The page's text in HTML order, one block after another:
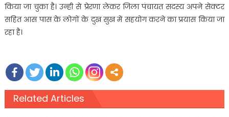
किया जा चुका है। उन्ही से प्रेरणा लेकर जिला पंचायत सदस्य अपने सेक्टर
सहित आस पास के लोगों के दुख सुख में सहयोग करने का प्रयास किया जा
रहा है।
Related Articles